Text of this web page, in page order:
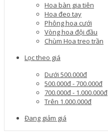
Hoa bàn gia tiên
Hoa đeo tay
Phông hoa cưới
Vòng hoa đội đầu
Chùm Hoa treo trần
Lọc theo giá
Dưới 500.000đ
500.000đ - 700.000đ
700.000đ - 1.000.000đ
Trên 1.000.000đ
Đang giảm giá